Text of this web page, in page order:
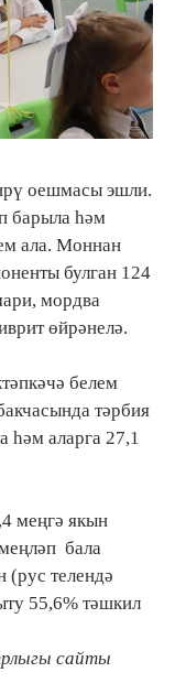
оешмасы эшли.
барыла һәм
ала. Моннан
булган 124
мордва
өйрәнелә.
белем
тәрбия
һәм аларга 27,1
меңгә якын
бала
(рус телендә
55,6% тәшкил
сайты